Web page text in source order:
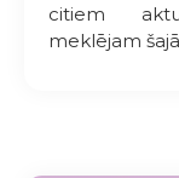
citiem
meklējam